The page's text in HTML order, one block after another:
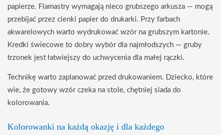
papierze. Flamastry wymagają nieco grubszego arkusza — mogą
przebijać przez cienki papier do drukarki. Przy farbach
akwarelowych warto wydrukować wzór na grubszym kartonie.
Kredki świecowe to dobry wybór dla najmłodszych — gruby
trzonek jest łatwiejszy do uchwycenia dla małej rączki.
Technikę warto zaplanować przed drukowaniem. Dziecko, które
wie, że gotowy wzór czeka na stole, chętniej siada do
kolorowania.
Kolorowanki na każdą okazję i dla każdego